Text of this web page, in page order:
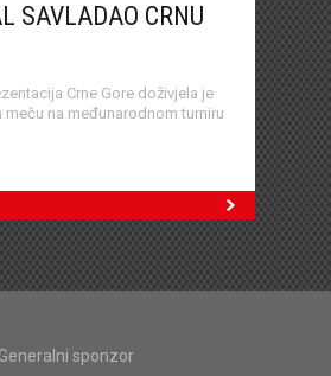
SAVLADAO CRNU
Crne Gore doživjela je
meču na međunarodnom turniru
Generalni sponzor